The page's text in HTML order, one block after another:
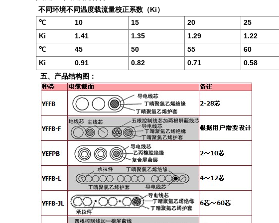
不同环境不同温度载流量校正系数（Ki）
℃
10 15 20 25
Ki
1.41 1.35 1.29 1.22
℃
45 50 55 60
Ki
0.91 0.82 0.71 0.58
五、产品结构图：